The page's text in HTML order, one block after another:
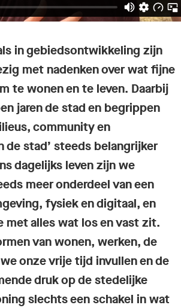
in gebiedsontwikkeling zijn
met nadenken over wat fijne
te wonen en te leven. Daarbij
jaren de stad en begrippen
community en
de stad’ steeds belangrijker
dagelijks leven zijn we
meer onderdeel van een
fysiek en digitaal, en
met alles wat los en vast zit.
van wonen, werken, de
onze vrije tijd invullen en de
druk op de stedelijke
slechts een schakel in wat